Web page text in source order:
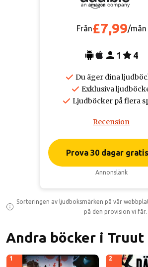
Från£7,99/mån
1 4
Du äger dina
Exklusiva
Ljudböcker på flera
Recension
Prova 30 dagar gratis
Annonslänk
Sorteringen av ljudboksmärken på vår
på den provision vi får.
Andra böcker i Truut
1 2